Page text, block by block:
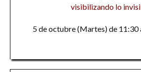
visibilizando lo
5 de octubre (Martes) de 11:30